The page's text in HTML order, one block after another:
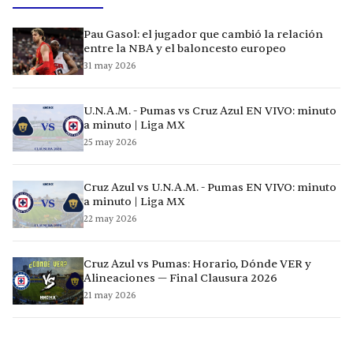
Pau Gasol: el jugador que cambió la relación
entre la NBA y el baloncesto europeo
31 may 2026
U.N.A.M. - Pumas vs Cruz Azul EN VIVO: minuto
a minuto | Liga MX
25 may 2026
Cruz Azul vs U.N.A.M. - Pumas EN VIVO: minuto
a minuto | Liga MX
22 may 2026
Cruz Azul vs Pumas: Horario, Dónde VER y
Alineaciones — Final Clausura 2026
21 may 2026